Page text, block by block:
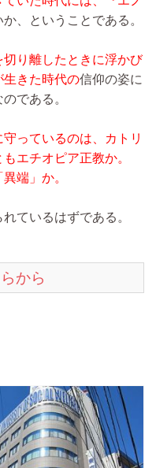
、ということである。
り離したときに浮かび
生きた時代の信仰の姿に
のである。
っているのは、カトリ
エチオピア正教か。
端」か。
ているはずである。
から